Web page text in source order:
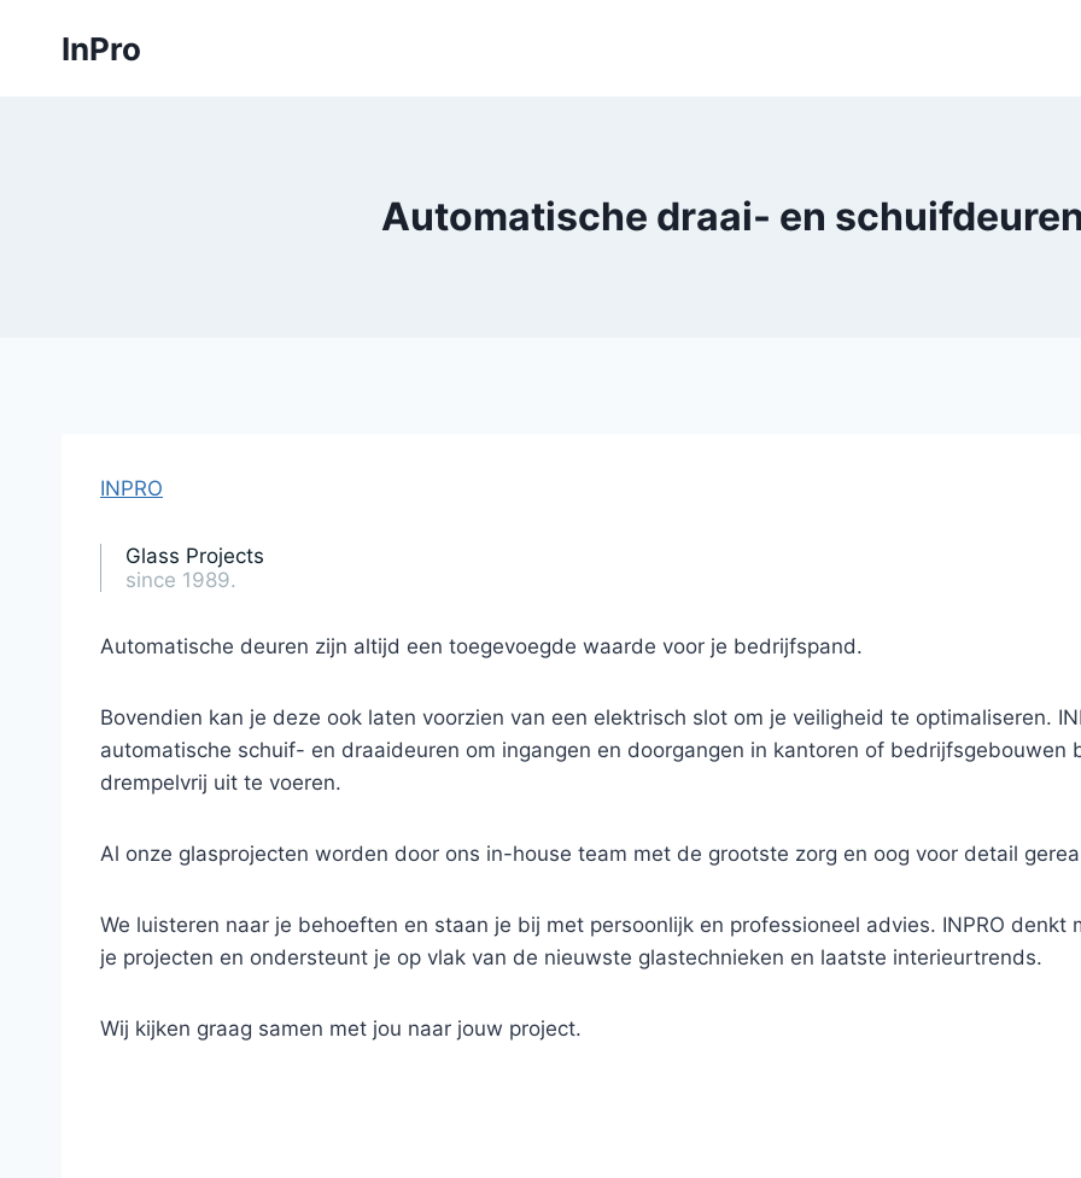
InPro
Automatische draai- en schuifdeuren
INPRO
Glass Projects
since 1989.
Automatische deuren zijn altijd een toegevoegde waarde voor je bedrijfspand.
Bovendien kan je deze ook laten voorzien van een elektrisch slot om je veiligheid te optimaliseren.
automatische schuif- en draaideuren om ingangen en doorgangen in kantoren of bedrijfsgebouwen
drempelvrij uit te voeren.
Al onze glasprojecten worden door ons in-house team met de grootste zorg en oog voor detail
We luisteren naar je behoeften en staan je bij met persoonlijk en professioneel advies. INPRO
je projecten en ondersteunt je op vlak van de nieuwste glastechnieken en laatste interieurtrends.
Wij kijken graag samen met jou naar jouw project.